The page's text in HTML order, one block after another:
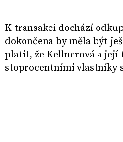
K transakci dochází
dokončena by měla být
platit, že Kellnerová a její
stoprocentními vlastníky